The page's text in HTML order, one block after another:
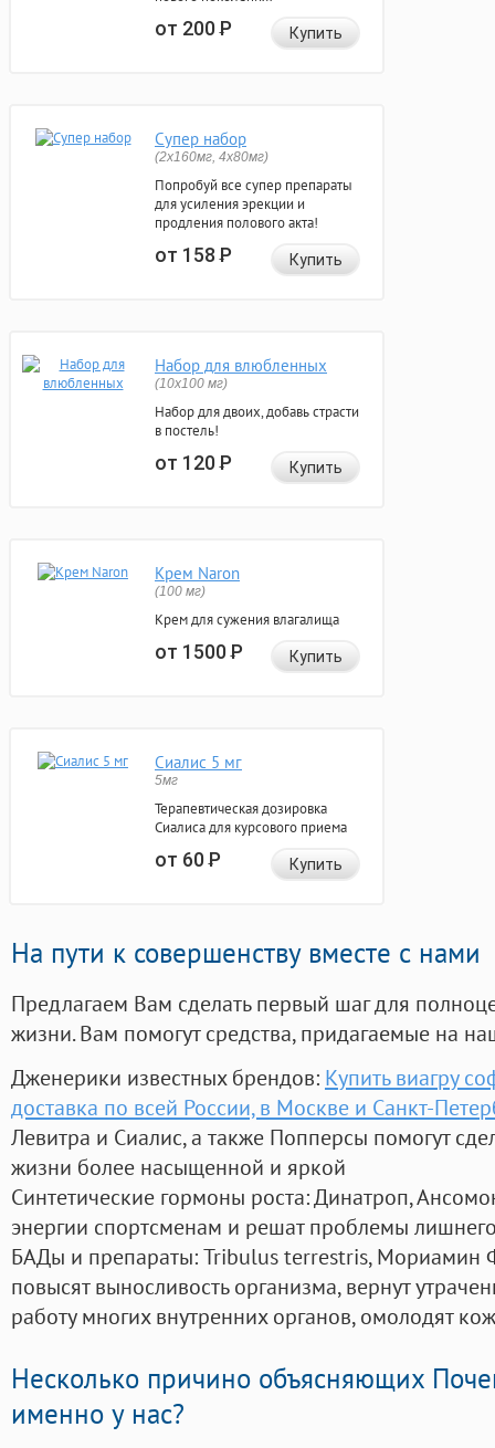
от 200Р Купить
Супер набор
(2х160мг, 4х80мг)
Попробуй все супер препараты
для усиления эрекции и
продления полового акта!
от 158Р Купить
Набор для влюбленных
(10х100 мг)
Набор для двоих, добавь страсти
в постель!
от 120Р Купить
Крем Naron
(100 мг)
Крем для сужения влагалища
от 1500Р Купить
Сиалис 5 мг
5мг
Терапевтическая дозировка
Сиалиса для курсового приема
от 60Р Купить
На пути к совершенству вместе с нами
Предлагаем Вам сделать первый шаг для
жизни. Вам помогут средства, придагаемые на
Дженерики известных брендов: Купить виагру
доставка по всей России, в Москве и Санкт-
Левитра и Сиалис, а также Попперсы помогут
жизни более насыщенной и яркой
Синтетические гормоны роста: Динатроп,
энергии спортсменам и решат проблемы
БАДы и препараты:Tribulus terrestris, Мориамин
повысят выносливость организма, вернут
работу многих внутренних органов, омолодят
Несколько причино объясняющих
именно у нас?